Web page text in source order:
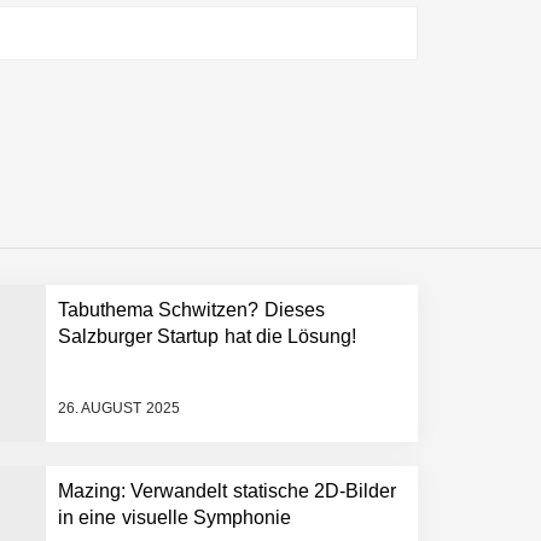
Tabuthema Schwitzen? Dieses
Salzburger Startup hat die Lösung!
26. AUGUST 2025
Mazing: Verwandelt statische 2D-Bilder
in eine visuelle Symphonie